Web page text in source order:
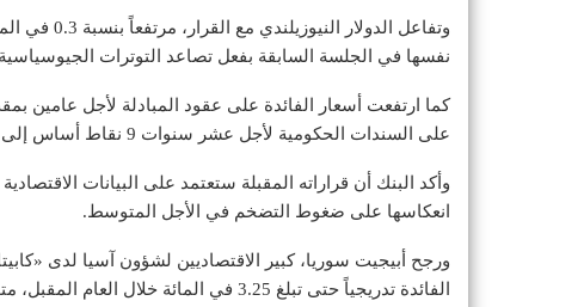
نفسها في الجلسة السابقة بفعل تصاعد التوترات
على السندات الحكومية لأجل عشر سنوات 9 نقاط أساس إلى 4.543 في المائة.
وأكد البنك أن قراراته المقبلة ستعتمد على البيانات
انعكاسها على ضغوط التضخم في الأجل المتوسط.
ورجح أبيجيت سوريا، كبير الاقتصاديين لشؤون آسيا لدى
الفائدة تدريجياً حتى تبلغ 3.25 في المائة